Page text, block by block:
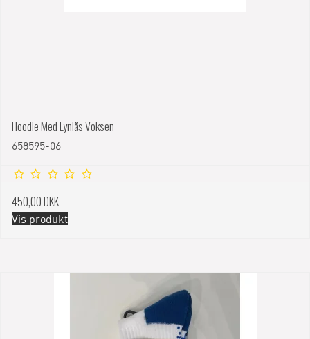
Hoodie Med Lynlås Voksen
658595-06
450,00 DKK
Vis produkt